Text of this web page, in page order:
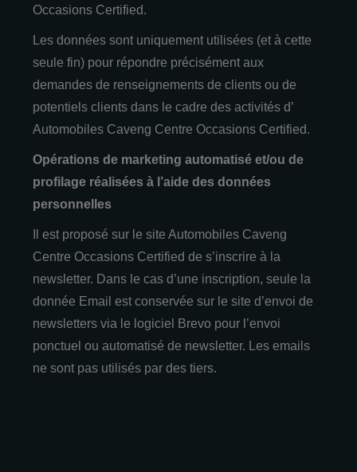
Occasions Certified.
Les données sont uniquement utilisées (et à cette
seule fin) pour répondre précisément aux
demandes de renseignements de clients ou de
potentiels clients dans le cadre des activités d’
Automobiles Caveng Centre Occasions Certified.
Opérations de marketing automatisé et/ou de
profilage réalisées à l’aide des données
personnelles
Il est proposé sur le site Automobiles Caveng
Centre Occasions Certified de s’inscrire à la
newsletter. Dans le cas d’une inscription, seule la
donnée Email est conservée sur le site d’envoi de
newsletters via le logiciel Brevo pour l’envoi
ponctuel ou automatisé de newsletter. Les emails
ne sont pas utilisés par des tiers.